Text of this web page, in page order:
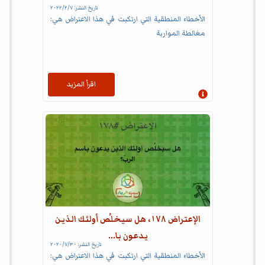
تاريخ النشر: ٧‏/٢‏/٢٠٢٢
الأخطاء المنطقية التي ارتكبت في هذا الاعتراض هي:
مغالطة المواربة
إظهار المعلومات
اقرأ المزيد
الإعتراض ١٧٨، هل سيخلُص أولئك الذين
يدعون با...
تاريخ النشر: ٣٠‏/٧‏/٢٠٢٠
الأخطاء المنطقية التي ارتكبت في هذا الاعتراض هي: